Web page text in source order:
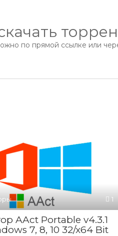
по прямой ссылке или
1
AAct Portable v4.3.1
7, 8, 10 32/x64 Bit